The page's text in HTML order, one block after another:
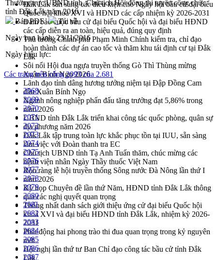
Đắk Lắk sẵn sàng các điều kiện cho Ngày hội bầu cử đại biểu
Quốc hội khóa XVI và HĐND các cấp nhiệm kỳ 2026-2031
Đảm bảo cuộc bầu cử đại biểu Quốc hội và đại biểu HĐND
các cấp diễn ra an toàn, hiệu quả, đúng quy định
Thủ tướng Chính phủ Phạm Minh Chính kiểm tra, chỉ đạo
hoàn thành các dự án cao tốc và thăm khu tái định cư tại Đắk
Lắk
Sôi nổi Hội đua ngựa truyền thống Gò Thì Thùng mừng
Xuân Bính Ngọ 2026
Lãnh đạo tỉnh dâng hương tưởng niệm tại Đập Đồng Cam
đầu Xuân Bính Ngọ
Ngành nông nghiệp phấn đấu tăng trưởng đạt 5,86% trong
năm 2026
UBND tỉnh Đắk Lắk triển khai công tác quốc phòng, quân sự
địa phương năm 2026
Đắk Lắk tập trung toàn lực khắc phục tồn tại IUU, sẵn sàng
làm việc với Đoàn thanh tra EC
Chủ tịch UBND tỉnh Tạ Anh Tuấn thăm, chúc mừng các
bệnh viện nhân Ngày Thầy thuốc Việt Nam
Rộn ràng lễ hội truyền thống Sông nước Đà Nông lần thứ I
năm 2026
Kỳ họp Chuyên đề lần thứ Năm, HĐND tỉnh Đắk Lắk thông
qua các nghị quyết quan trọng
Thống nhất danh sách giới thiệu ứng cử đại biểu Quốc hội
khoá XVI và đại biểu HĐND tỉnh Đắk Lắk, nhiệm kỳ 2026-
2031
Phát động hai phong trào thi đua quan trọng trong kỷ nguyên
mới
Hội nghị lần thứ tư Ban Chỉ đạo công tác bầu cử tỉnh Đắk
Lắk
Thường trực UBND tỉnh, Chủ tịch Hội đồng thi tuyển công chức
tỉnh Đắk Lắk năm 2016
Bản PDF
Tải về
Ngày ban hành:23/11/2016
Ngày hiệu lực:
Các trang trên cổng 2093 của 2.681
2068
2069
2070
2071
2072
2073
2074
2075
2076
2077
2078
2079
2080
2081
2082
2083
2084
2085
2086
2087